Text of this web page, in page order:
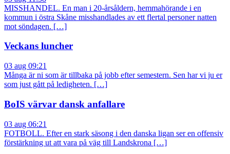
MISSHANDEL. En man i 20-årsåldern, hemmahörande i en
kommun i östra Skåne misshandlades av ett flertal personer natten
mot söndagen. […]
Veckans luncher
03 aug 09:21
Många är ni som är tillbaka på jobb efter semestern. Sen har vi ju er
som just gått på ledigheten. […]
BoIS värvar dansk anfallare
03 aug 06:21
FOTBOLL. Efter en stark säsong i den danska ligan ser en offensiv
förstärkning ut att vara på väg till Landskrona […]